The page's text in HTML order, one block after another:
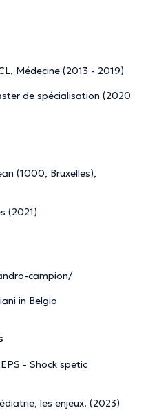
Médecine (2013 - 2019)
de spécialisation (2020
(1000, Bruxelles),
(2021)
campion/
in Belgio
- Shock spetic
les enjeux. (2023)